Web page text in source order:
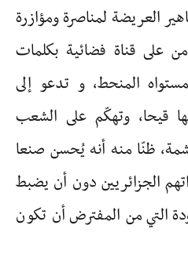
العريضة لمناصرة ومؤازرة
على قناة فضائية بكلمات
المنحط، و تدعو إلى
قيحا، وتهكّم على الشعب
ظنّا منه أنه يُحسن صنعا
الجزائريين دون أن يضبط
التي من المفترض أن تكون